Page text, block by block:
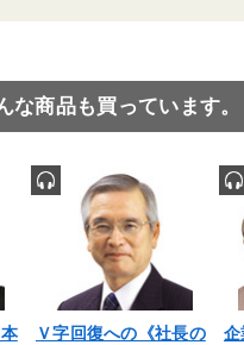
な商品も買っています。
Ｖ字回復への《社長の
企